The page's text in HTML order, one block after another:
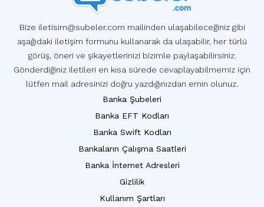
Bize iletisim@subeler.com mailinden ulaşabileceğiniz gibi
aşağıdaki iletişim formunu kullanarak da ulaşabilir, her türlü
görüş, öneri ve şikayetlerinizi bizimle paylaşabilirsiniz.
Gönderdiğiniz iletileri en kısa sürede cevaplayabilmemiz için
lütfen mail adresinizi doğru yazdığınızdan emin olunuz.
Banka Şubeleri
Banka EFT Kodları
Banka Swift Kodları
Bankaların Çalışma Saatleri
Banka İnternet Adresleri
Gizlilik
Kullanım Şartları